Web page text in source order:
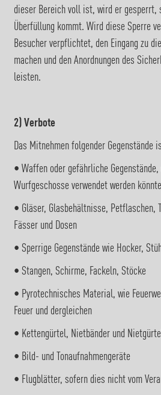
dieser Bereich voll ist, wird er gesperrt,
Überfüllung kommt. Wird diese Sperre
Besucher verpflichtet, den Eingang zu
machen und den Anordnungen des
leisten.
2) Verbote
Das Mitnehmen folgender Gegenstände
• Waffen oder gefährliche
Wurfgeschosse verwendet werden
• Gläser, Glasbehältnisse, Petflaschen,
Fässer und Dosen
• Sperrige Gegenstände wie Hocker,
• Stangen, Schirme, Fackeln, Stöcke
• Pyrotechnisches Material, wie
Feuer und dergleichen
• Kettengürtel, Nietbänder und
• Bild- und Tonaufnahmengeräte
• Flugblätter, sofern dies nicht vom